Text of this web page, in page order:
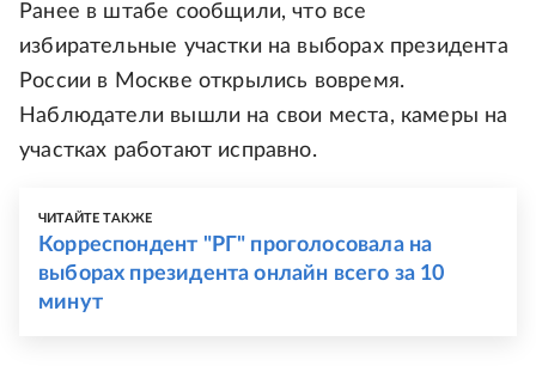
Ранее в штабе сообщили, что все
избирательные участки на выборах президента
России в Москве открылись вовремя.
Наблюдатели вышли на свои места, камеры на
участках работают исправно.
ЧИТАЙТЕ ТАКЖЕ
Корреспондент "РГ" проголосовала на
выборах президента онлайн всего за 10
минут